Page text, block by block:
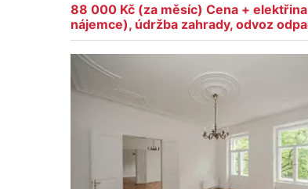
88 000 Kč (za měsíc) Cena +
nájemce), údržba zahrady, odvoz